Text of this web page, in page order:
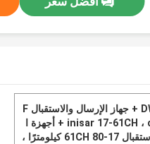
DWDM SFP + جهاز الإرسال والاستقبال F
inisar 17-61CH ، dwdm sfp + أجهزة ا
لإرسال والاستقبال 17-61CH 80 كيلومترًا ،